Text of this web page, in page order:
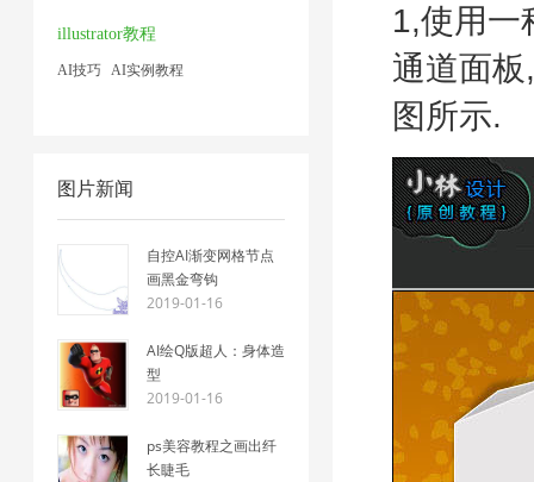
illustrator教程
AI技巧 AI实例教程
图片新闻
自控AI渐变网格节点
画黑金弯钩
2019-01-16
AI绘Q版超人：身体造
型
2019-01-16
ps美容教程之画出纤
长睫毛
1,使用一
通道面
图所示.